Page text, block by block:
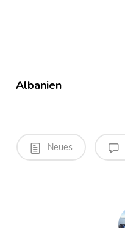
Albanien
Neues